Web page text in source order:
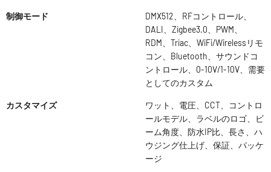
制御モード
DMX512、RFコントロール、
DALI、Zigbee3.0、PWM、
RDM、Triac、WiFi/Wirelessリモ
コン、Bluetooth、サウンドコ
ントロール、0-10V/1-10V、需要
としてのカスタム
カスタマイズ
ワット、電圧、CCT、コントロ
ールモデル、ラベルのロゴ、ビ
ーム角度、防水IP比、長さ、ハ
ウジング仕上げ、保証、パッケ
ージ